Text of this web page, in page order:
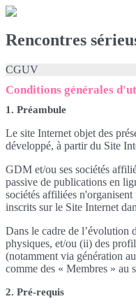
Rencontres
CGUV
Conditions générales
1. Préambule
Le site Internet objet des
développé, à partir du Site
GDM et/ou ses sociétés
passive de publications en
sociétés affiliées
inscrits sur le Site Internet
Dans le cadre de l’évolution
physiques, et/ou (ii) des
(notamment via génération
comme des « Membres » au
2. Pré-requis